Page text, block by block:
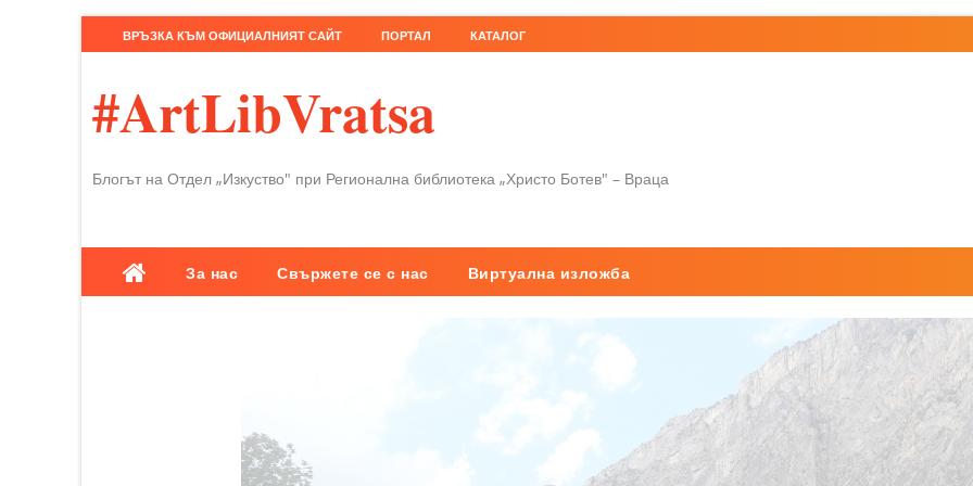
ВРЪЗКА КЪМ ОФИЦИАЛНИЯТ САЙТ ПОРТАЛ КАТАЛОГ
#ArtLibVratsa
Блогът на Отдел „Изкуство" при Регионална библиотека „Христо Ботев" – Враца
За нас Свържете се с нас Виртуална изложба